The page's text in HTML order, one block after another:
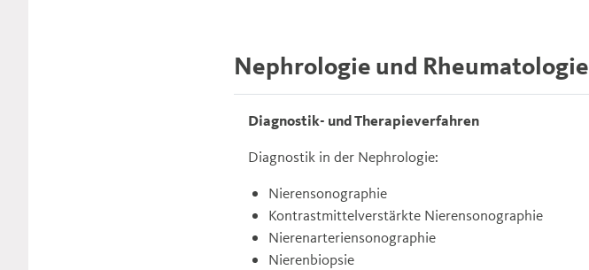
Nephrologie und Rheumatologie
Diagnostik- und Therapieverfahren
Diagnostik in der Nephrologie:
Nierensonographie
Kontrastmittelverstärkte Nierensonographie
Nierenarteriensonographie
Nierenbiopsie